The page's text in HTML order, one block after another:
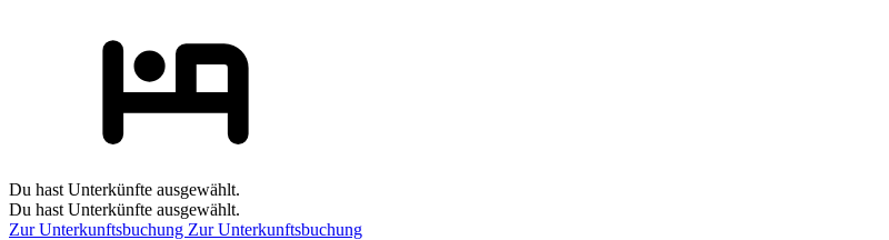
Du hast Unterkünfte ausgewählt.
Du hast Unterkünfte ausgewählt.
Zur Unterkunftsbuchung Zur Unterkunftsbuchung